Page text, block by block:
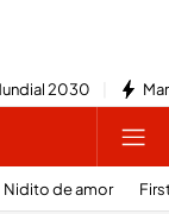
2030
Nidito de amor